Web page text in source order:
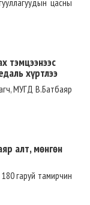
цасны
тэмцээнээс
хүртлээ
МУГД В.Батбаяр
алт, мөнгөн
гаруй тамирчин